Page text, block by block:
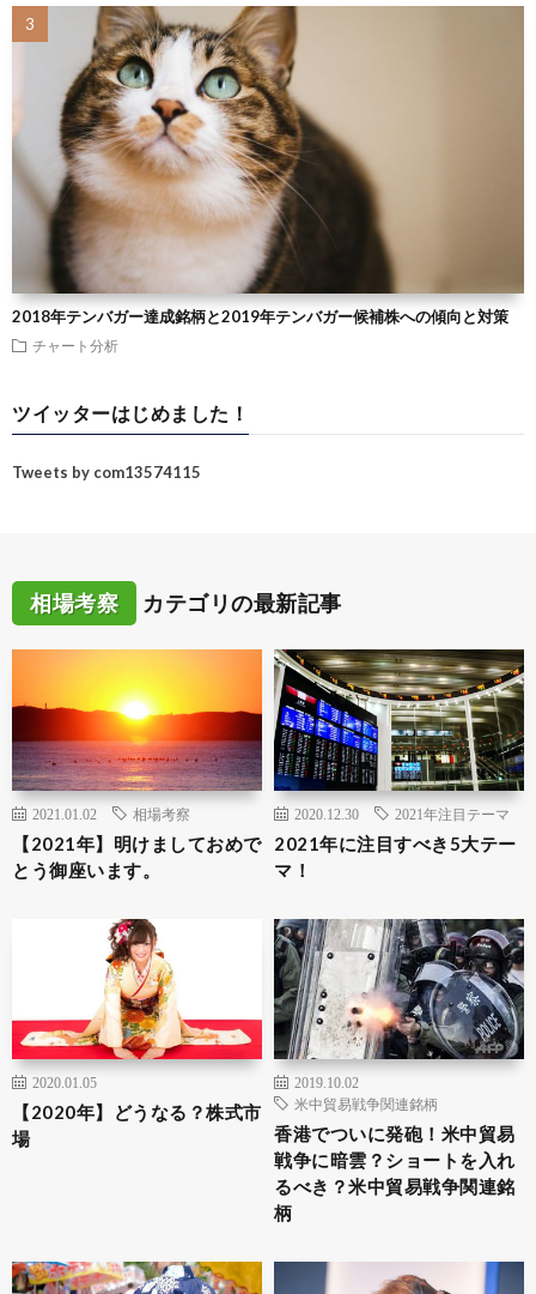
2018年テンバガー達成銘柄と2019年テンバガー候補株への傾向と対策
チャート分析
ツイッターはじめました！
Tweets by com13574115
相場考察 カテゴリの最新記事
2021.01.02 相場考察
【2021年】明けましておめで
とう御座います。
2020.12.30 2021年注目テーマ
2021年に注目すべき5大テー
マ！
2020.01.05
【2020年】どうなる？株式市
場
2019.10.02
米中貿易戦争関連銘柄
香港でついに発砲！米中貿易
戦争に暗雲？ショートを入れ
るべき？米中貿易戦争関連銘
柄